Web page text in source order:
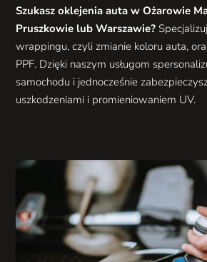
Szukasz oklejenia auta w Ożarowie
Pruszkowie lub Warszawie?
wrappingu, czyli zmianie koloru auta,
PPF. Dzięki naszym usługom
samochodu i jednocześnie
uszkodzeniami i promieniowaniem UV.